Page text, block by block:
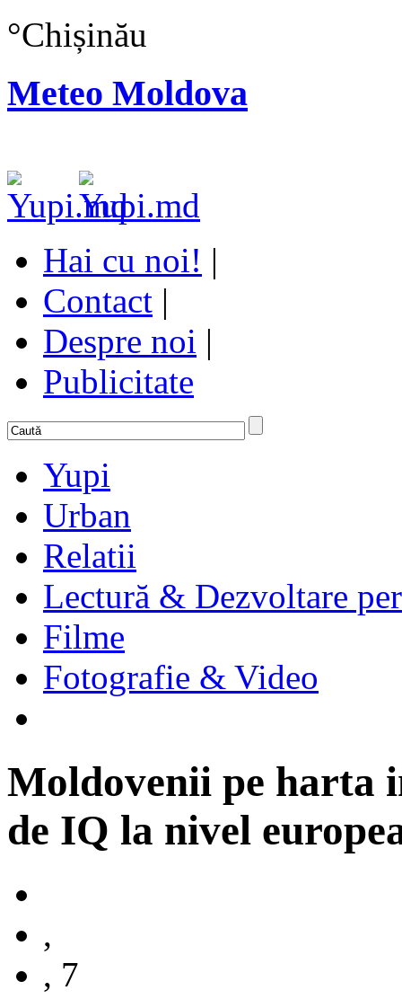
°Chișinău
Meteo Moldova
Hai cu noi! |
Contact |
Despre noi |
Publicitate
Yupi
Urban
Relatii
Lectură & Dezvoltare
Filme
Fotografie & Video
Moldovenii pe harta
de IQ la nivel
,
, 7